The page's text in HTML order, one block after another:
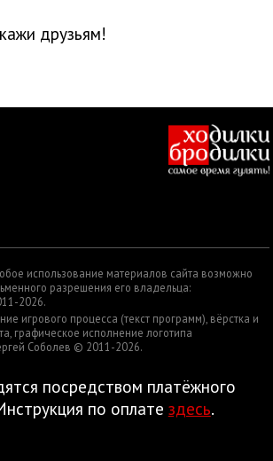
друзьям!
использование материалов сайта возможно
разрешения его владельца:
2026.
игрового процесса (текст программ), вёрстка и
графическое исполнение логотипа
Соболев © 2011-2026.
посредством платёжного
по оплате здесь.